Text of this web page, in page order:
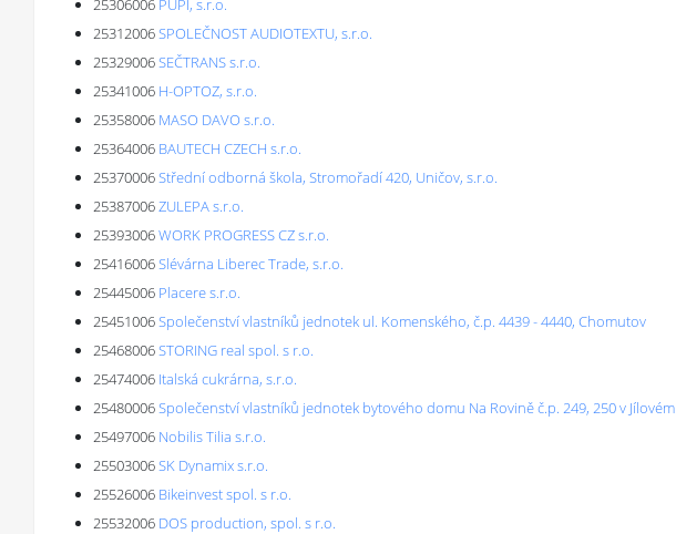
25306006 PUPI, s.r.o.
25312006SPOLEČNOST AUDIOTEXTU, s.r.o.
25329006SEČTRANS s.r.o.
25341006 H-OPTOZ, s.r.o.
25358006 MASO DAVO s.r.o.
25364006 BAUTECH CZECH s.r.o.
25370006Střední odborná škola, Stromořadí 420, Uničov, s.r.o.
25387006ZULEPA s.r.o.
25393006WORK PROGRESS CZ s.r.o.
25416006Slévárna Liberec Trade, s.r.o.
25445006 Placere s.r.o.
25451006Společenství vlastníků jednotek ul. Komenského, č.p. 4439 - 4440, Chomutov
25468006STORING real spol. s r.o.
25474006 Italská cukrárna, s.r.o.
25480006Společenství vlastníků jednotek bytového domu Na Rovině č.p. 249, 250 v Jílovém
25497006 Nobilis Tilia s.r.o.
25503006SK Dynamix s.r.o.
25526006 Bikeinvest spol. s r.o.
25532006 DOS production, spol. s r.o.